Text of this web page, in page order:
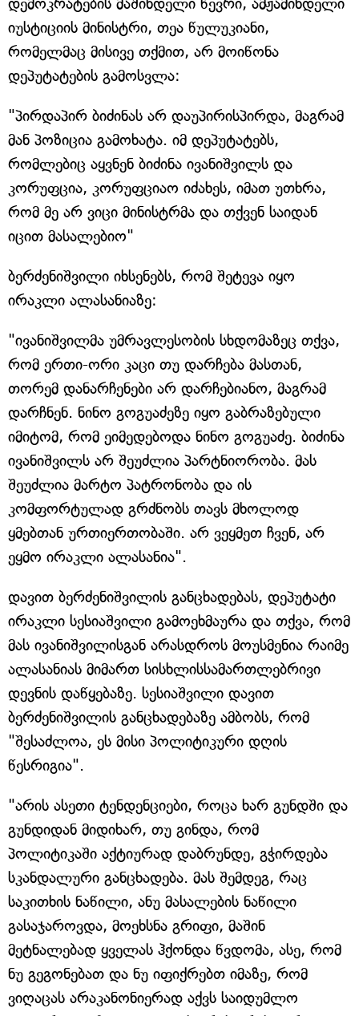
იუსტიციის მინისტრი, თეა წულუკიანი,
რომელმაც მისივე თქმით, არ მოიწონა
დეპუტატების გამოსვლა:
"პირდაპირ ბიძინას არ დაუპირისპირდა, მაგრამ
მან პოზიცია გამოხატა. იმ დეპუტატებს,
რომლებიც აყვნენ ბიძინა ივანიშვილს და
კორუფცია, კორუფციაო იძახეს, იმათ უთხრა,
რომ მე არ ვიცი მინისტრმა და თქვენ საიდან
იცით მასალებიო"
ბერძენიშვილი იხსენებს, რომ შეტევა იყო
ირაკლი ალასანიაზე:
"ივანიშვილმა უმრავლესობის სხდომაზეც თქვა,
რომ ერთი-ორი კაცი თუ დარჩება მასთან,
თორემ დანარჩენები არ დარჩებიანო, მაგრამ
დარჩნენ. ნინო გოგუაძეზე იყო გაბრაზებული
იმიტომ, რომ ეიმედებოდა ნინო გოგუაძე. ბიძინა
ივანიშვილს არ შეუძლია პარტნიორობა. მას
შეუძლია მარტო პატრონობა და ის
კომფორტულად გრძნობს თავს მხოლოდ
ყმებთან ურთიერთობაში. არ ვეყმეთ ჩვენ, არ
ეყმო ირაკლი ალასანია".
დავით ბერძენიშვილის განცხადებას, დეპუტატი
ირაკლი სესიაშვილი გამოეხმაურა და თქვა, რომ
მას ივანიშვილისგან არასდროს მოუსმენია რაიმე
ალასანიას მიმართ სისხლისსამართლებრივი
დევნის დაწყებაზე. სესიაშვილი დავით
ბერძენიშვილის განცხადებაზე ამბობს, რომ
"შესაძლოა, ეს მისი პოლიტიკური დღის
წესრიგია".
"არის ასეთი ტენდენციები, როცა ხარ გუნდში და
გუნდიდან მიდიხარ, თუ გინდა, რომ
პოლიტიკაში აქტიურად დაბრუნდე, გჭირდება
სკანდალური განცხადება. მას შემდეგ, რაც
საკითხის ნაწილი, ანუ მასალების ნაწილი
გასაჯაროვდა, მოეხსნა გრიფი, მაშინ
მეტნალებად ყველას ჰქონდა წვდომა, ასე, რომ
ნუ გეგონებათ და ნუ იფიქრებთ იმაზე, რომ
ვიღაცას არაკანონიერად აქვს საიდუმლო